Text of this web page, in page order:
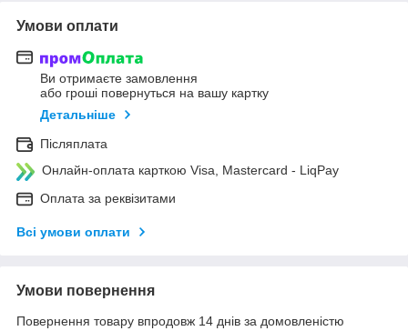
Умови оплати
Ви отримаєте замовлення
або гроші повернуться на вашу картку
Детальніше
Післяплата
Онлайн-оплата карткою Visa, Mastercard - LiqPay
Оплата за реквізитами
Всі умови оплати
Умови повернення
Повернення товару впродовж 14 днів за домовленістю